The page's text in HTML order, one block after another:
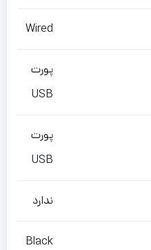
Wired
پورت
USB
پورت
USB
ندارد
Black